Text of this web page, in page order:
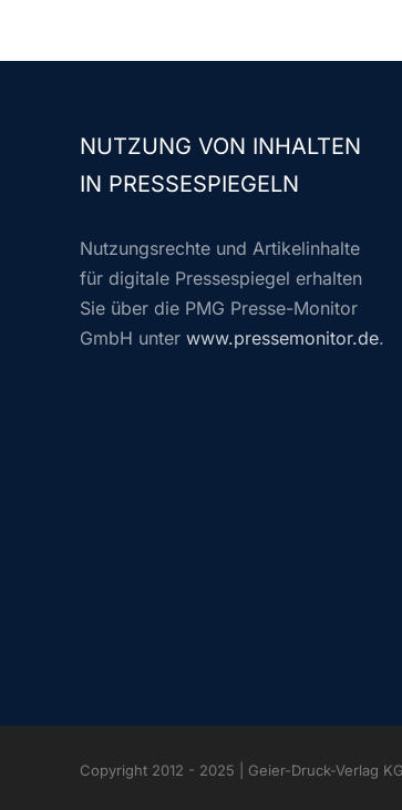
NUTZUNG VON INHALTEN
IN PRESSESPIEGELN
Nutzungsrechte und Artikelinhalte
für digitale Pressespiegel erhalten
Sie über die PMG Presse-Monitor
GmbH unter www.pressemonitor.de.
Copyright 2012 - 2025 | Geier-Druck-Verlag